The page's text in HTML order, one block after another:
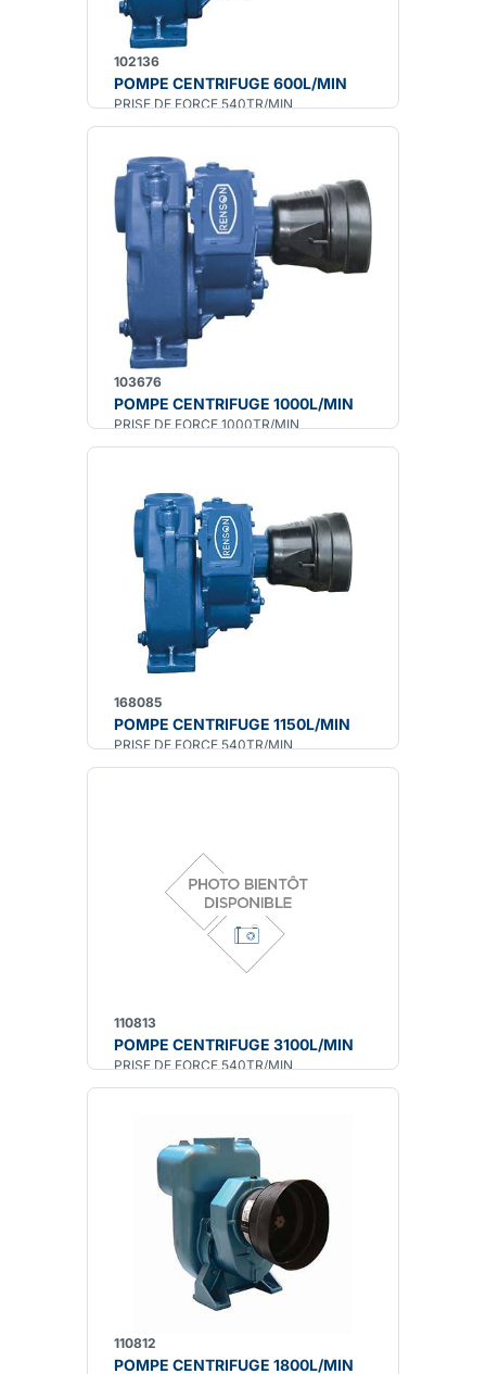
102136
POMPE CENTRIFUGE 600L/MIN
PRISE DE FORCE 540TR/MIN
103676
POMPE CENTRIFUGE 1000L/MIN
PRISE DE FORCE 1000TR/MIN
168085
POMPE CENTRIFUGE 1150L/MIN
PRISE DE FORCE 540TR/MIN
110813
POMPE CENTRIFUGE 3100L/MIN
PRISE DE FORCE 540TR/MIN
110812
POMPE CENTRIFUGE 1800L/MIN